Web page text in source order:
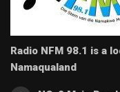
Radio NFM 98.1 is a
Namaqualand